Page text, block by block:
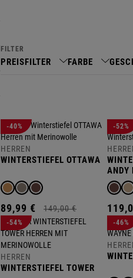
FILTER
PREISFILTER FARBE
HERREN
WINTERSTIEFEL OTTAWA
89,99 € 149,00 €
-40%
ANDY
119,
-52%
HERREN
WINTERSTIEFEL TOWER
-54% -46%